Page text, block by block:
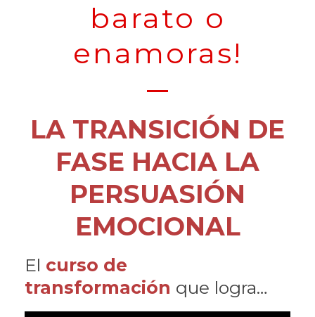
barato o
enamoras!
LA TRANSICIÓN DE
FASE HACIA LA
PERSUASIÓN
EMOCIONAL
El curso de
transformación que logra…